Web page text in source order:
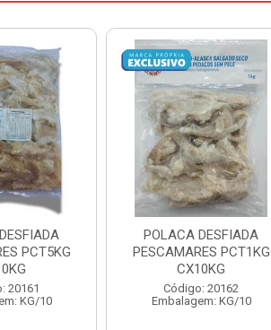
PCT1KG
20162
KG/10
POSTA CORVINA PACOTE
1KG PESCAMARES CX
15KG
Código: 22469
Embalagem: KG/15